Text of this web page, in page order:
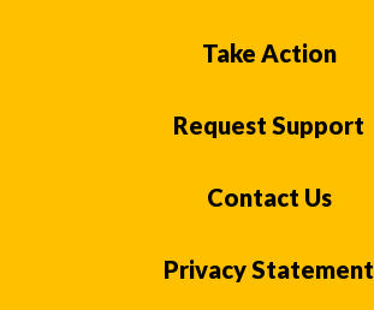
Take Action
Request Support
Contact Us
Privacy Statement